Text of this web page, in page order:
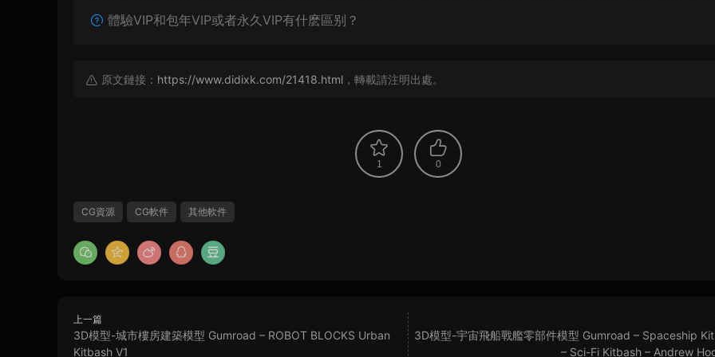
體驗VIP和包年VIP或者永久VIP有什麽區别？
原文鏈接： https://www.didixk.com/21418.html ，轉載請注明出處。
1 0
CG資源 CG軟件 其他軟件
上一篇
3D模型-城市樓房建築模型 Gumroad – ROBOT BLOCKS Urban
Kitbash V1
3D模型-宇宙飛船戰艦零部件模型 Gumroad – Spaceship
– Sci-Fi Kitbash – Andrew